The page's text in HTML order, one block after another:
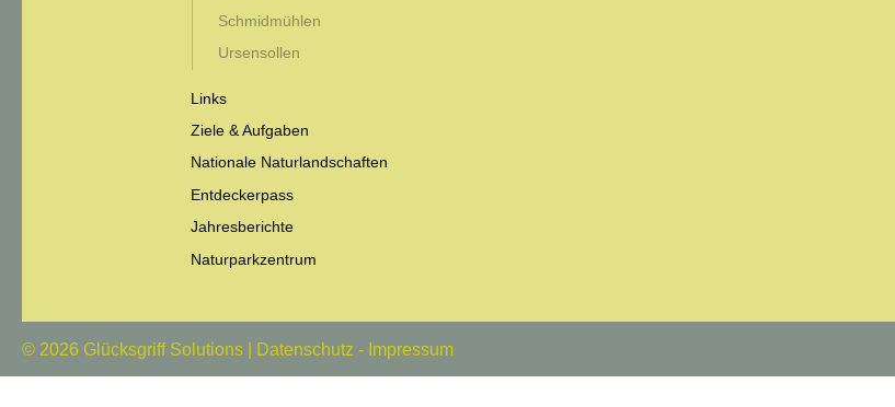
Schmidmühlen
Ursensollen
Links
Ziele & Aufgaben
Nationale Naturlandschaften
Entdeckerpass
Jahresberichte
Naturparkzentrum
© 2026 Glücksgriff Solutions Datenschutz - Impressum